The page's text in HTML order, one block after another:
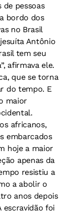
pessoas
bordo dos
no Brasil
Antônio
tem seu
afirmava ele.
que se torna
do tempo. E
maior
africanos,
embarcados
hoje a maior
apenas da
resistiu a
a abolir o
anos depois
escravidão foi